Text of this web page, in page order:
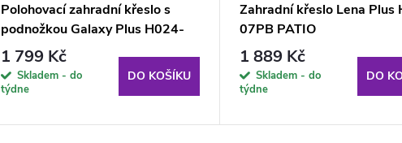
Polohovací zahradní křeslo s
podnožkou Galaxy Plus H024-
07PB PATIO
1 799 Kč
Skladem - do
týdne
DO KOŠÍKU
Zahradní křeslo Lena Plus
07PB PATIO
1 889 Kč
Skladem - do
týdne
DO